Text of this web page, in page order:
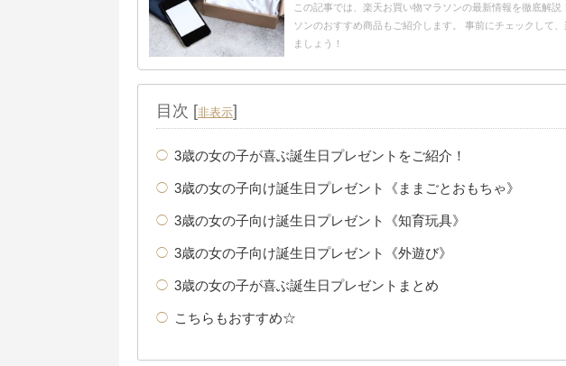
この記事では、楽天お買い物マラソンの最新情報を徹底解
ソンのおすすめ商品もご紹介します。 事前にチェックして
ましょう！
目次 [非表示]
3歳の女の子が喜ぶ誕生日プレゼントをご紹介！
3歳の女の子向け誕生日プレゼント《ままごとおもちゃ》
3歳の女の子向け誕生日プレゼント《知育玩具》
3歳の女の子向け誕生日プレゼント《外遊び》
3歳の女の子が喜ぶ誕生日プレゼントまとめ
こちらもおすすめ☆